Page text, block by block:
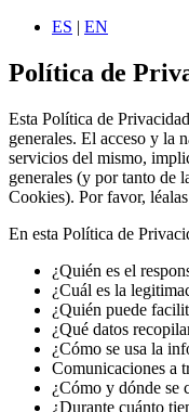
ES | EN
Política de
Esta Política de
generales. El acceso y la
servicios del mismo,
generales (y por tanto de
Cookies). Por favor,
En esta Política de
¿Quién es el
¿Cuál es la
¿Quién puede
¿Qué datos
¿Cómo se usa la
Comunicaciones a
¿Cómo y dónde se
¿Durante cuánto